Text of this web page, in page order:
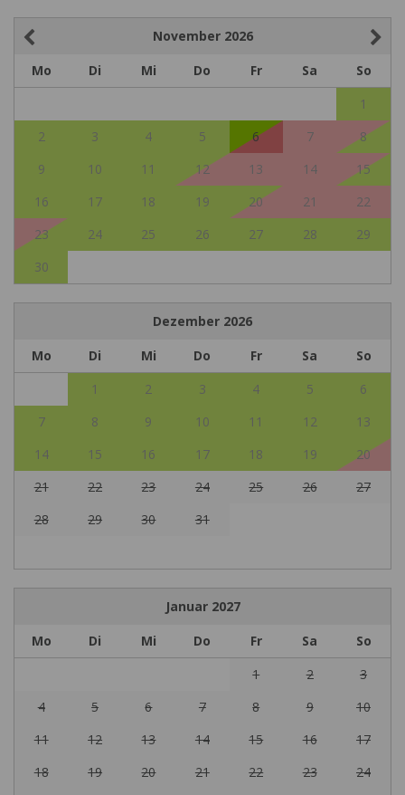
November 2026
Mo
Di Mi Do Fr Sa
So
1
2
3 4 5 6 7
8
9
10 11 12 13 14
15
16
17 18 19 20 21
22
23
24 25 26 27 28
29
30
Dezember 2026
Mo
Di Mi Do Fr Sa
So
1
2 3 4 5
6
7
8 9 10 11 12
13
14
15 16 17 18 19
20
21
22 23 24 25 26
27
28
29 30 31
Januar 2027
Mo
Di Mi Do Fr Sa
So
1
2
3
4
5 6 7 8 9
10
11
12 13 14 15 16
17
18
19 20 21 22 23
24